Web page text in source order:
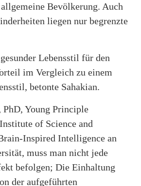
Bevölkerung. Auch
liegen nur begrenzte
Lebensstil für den
im Vergleich zu einem
betonte Sahakian.
PhD, Young Principle
of Science and
Inspired Intelligence an
muss man nicht jede
befolgen; Die Einhaltung
der aufgeführten